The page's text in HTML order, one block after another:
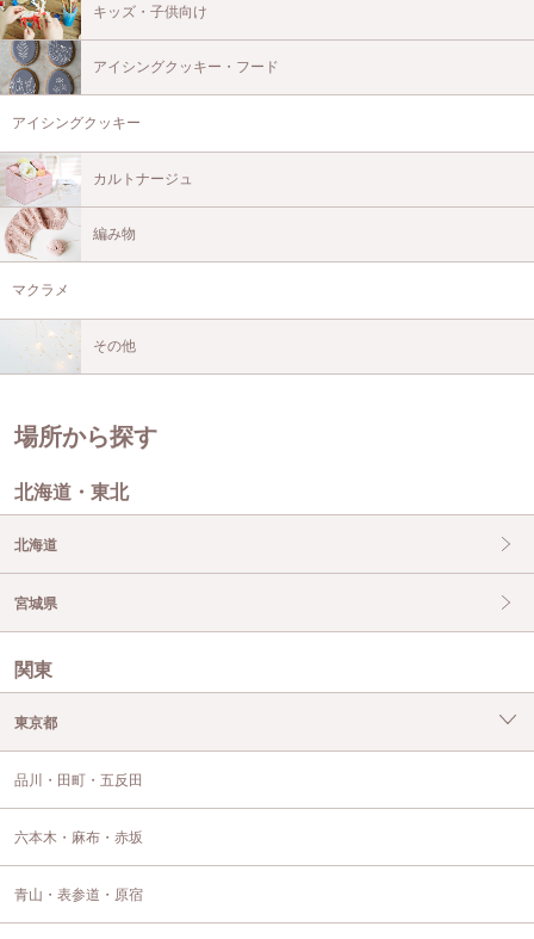
キッズ・子供向け
アイシングクッキー・フード
アイシングクッキー
カルトナージュ
編み物
マクラメ
その他
場所から探す
北海道・東北
北海道
宮城県
関東
東京都
品川・田町・五反田
六本木・麻布・赤坂
青山・表参道・原宿